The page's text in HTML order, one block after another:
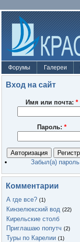
Форумы Галереи
Вход на сайт
Имя или почта:*
Пароль:*
Забыл(а) пароль
Комментарии
А где все? (1)
Кинзелюкский вод (22)
Кирельские столб
Приглашаю попутч (2)
Туры по Карелии (1)